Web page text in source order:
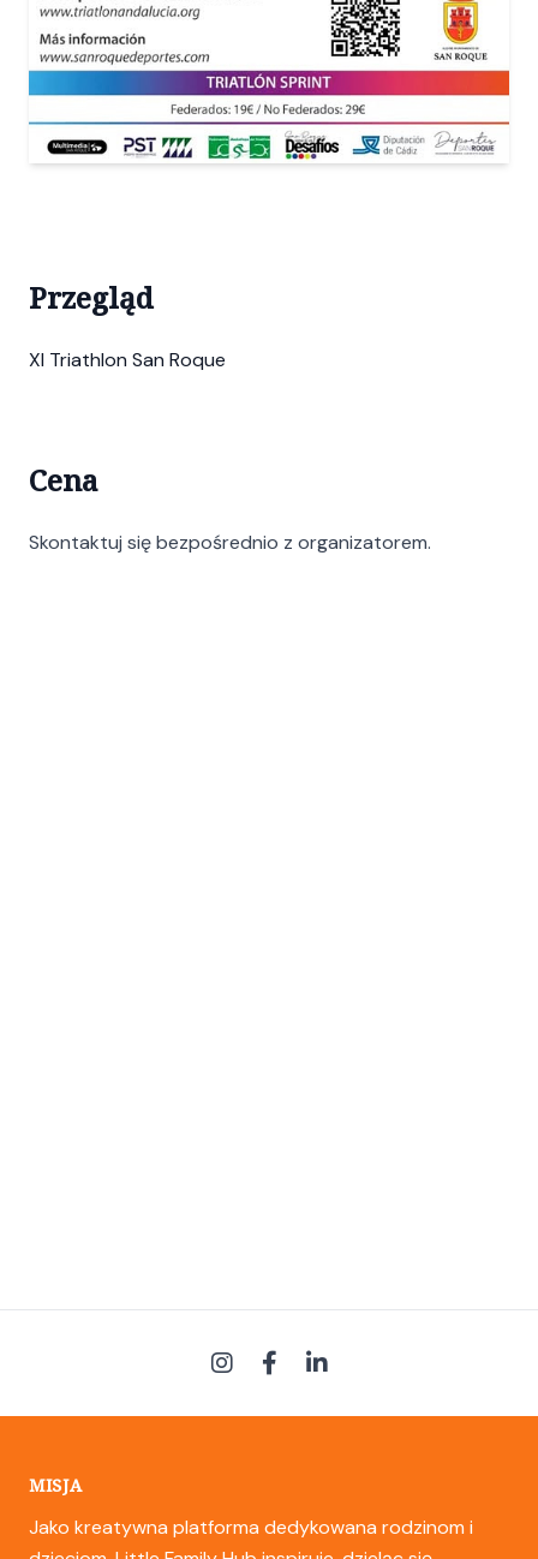
Przegląd
XI Triathlon San Roque
Cena
Skontaktuj się bezpośrednio z organizatorem.
MISJA
Jako kreatywna platforma dedykowana rodzinom i